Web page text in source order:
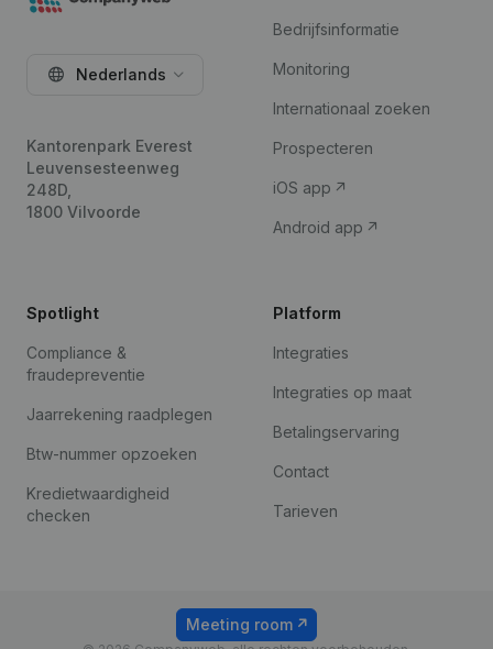
Nederlands
Kantorenpark Everest
Leuvensesteenweg
248D,
1800 Vilvoorde
Bedrijfsinformatie
Monitoring
Internationaal zoeken
Prospecteren
iOS app
Android app
Spotlight
Compliance &
fraudepreventie
Jaarrekening raadplegen
Btw-nummer opzoeken
Kredietwaardigheid
checken
Platform
Integraties
Integraties op maat
Betalingservaring
Contact
Tarieven
Meeting room